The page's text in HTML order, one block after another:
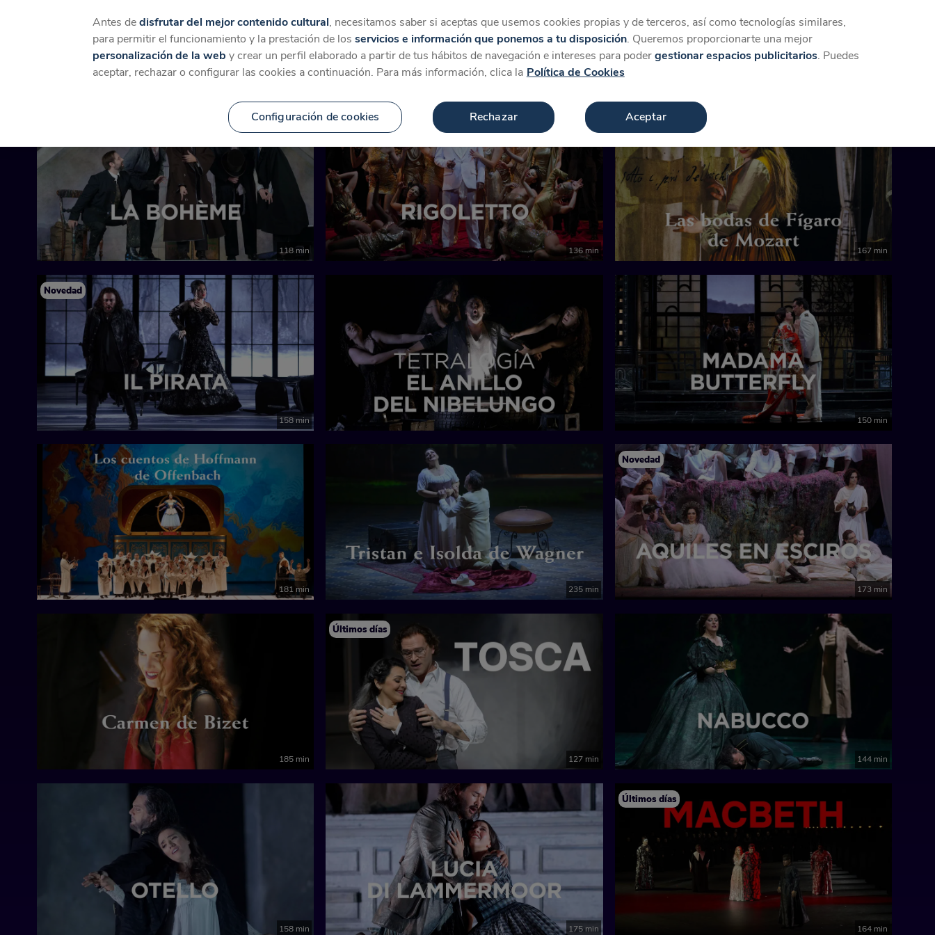
Catálogo Temáticas Categorías Favoritos Más Iniciar sesión Crear cuenta
ÓPERA
118 min
Novedad
136 min 167 min
Novedad
158 min 150 min
181 min 235 min
Novedad
173 min
185 min
Últimos días
127 min 144 min
158 min 175 min
Últimos días
164 min
Antes dedisfrutar del mejor contenido cultural, necesitamos saber si aceptas que usemos cookies propias y de terceros, así como tecnologías similares,
para permitir el funcionamiento y la prestación de los servicios e información que ponemos a tu disposición. Queremos proporcionarte una mejor
personalización de la web y crear un perfil elaborado a partir de tus hábitos de navegación e intereses para podergestionar espacios publicitarios. Puedes
aceptar, rechazar o configurar las cookies a continuación. Para más información, clica la Política de Cookies
Configuración de cookies Rechazar Aceptar